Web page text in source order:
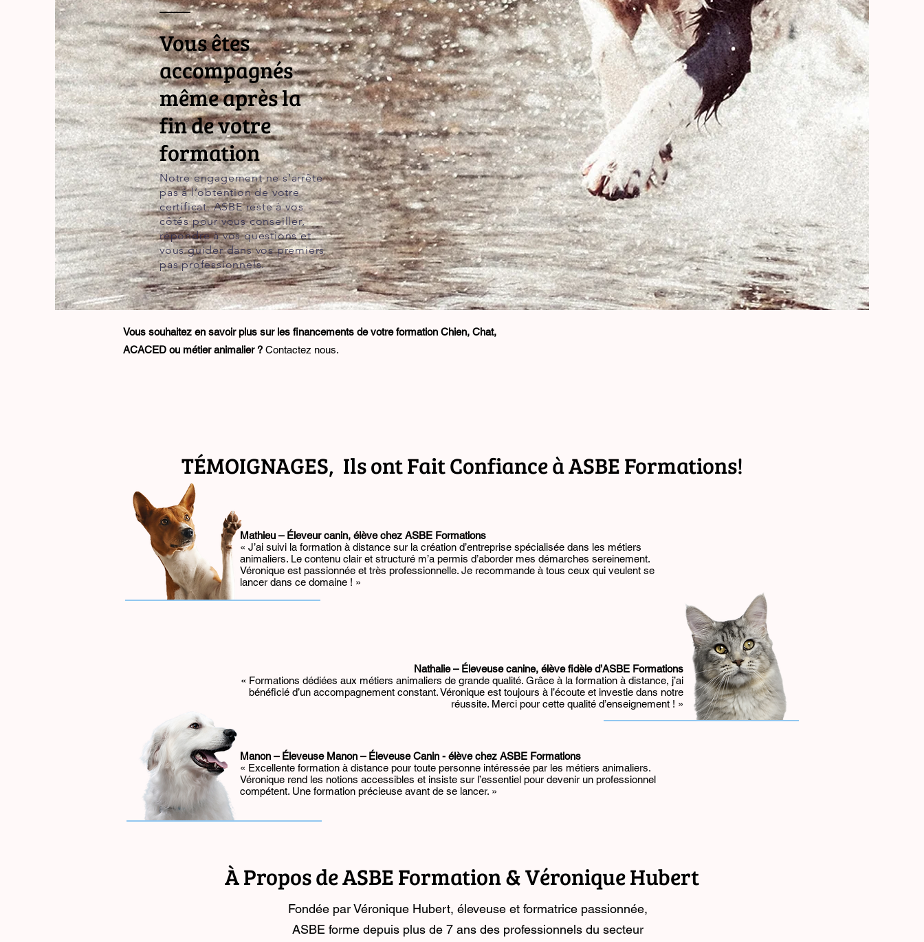
Vous êtes
accompagnés
même après la
fin de votre
formation
Notre engagement ne s’arrête
pas à l’obtention de votre
certificat. ASBE reste à vos
côtés pour vous conseiller,
répondre à vos questions et
vous guider dans vos premiers
pas professionnels.
Vous souhaitez en savoir plus sur les financements de votre formation Chien, Chat,
ACACED ou métier animalier ? Contactez nous.
TÉMOIGNAGES, Ils ont Fait Confiance à ASBE Formations!
Mathieu – Éleveur canin, élève chez ASBE Formations
« J’ai suivi la formation à distance sur la création d’entreprise spécialisée dans les métiers
animaliers. Le contenu clair et structuré m’a permis d’aborder mes démarches sereinement.
Véronique est passionnée et très professionnelle. Je recommande à tous ceux qui veulent se
lancer dans ce domaine ! »
Nathalie – Éleveuse canine, élève fidèle d’ASBE Formations
« Formations dédiées aux métiers animaliers de grande qualité. Grâce à la formation à distance, j’ai
bénéficié d’un accompagnement constant. Véronique est toujours à l’écoute et investie dans notre
réussite. Merci pour cette qualité d’enseignement ! »
Manon – Éleveuse Manon – Éleveuse Canin - élève chez ASBE Formations
« Excellente formation à distance pour toute personne intéressée par les métiers animaliers.
Véronique rend les notions accessibles et insiste sur l’essentiel pour devenir un professionnel
compétent. Une formation précieuse avant de se lancer. »
À Propos de ASBE Formation & Véronique Hubert
Fondée par Véronique Hubert, éleveuse et formatrice passionnée,
ASBE forme depuis plus de 7 ans des professionnels du secteur